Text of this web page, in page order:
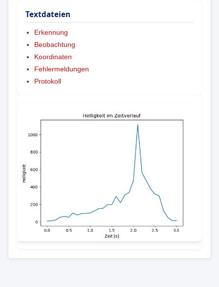
Textdateien
Erkennung
Beobachtung
Koordinaten
Fehlermeldungen
Protokoll